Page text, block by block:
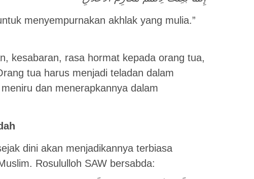
menyempurnakan akhlak yang mulia.”
kesabaran, rasa hormat kepada orang tua,
tua harus menjadi teladan dalam
dan menerapkannya dalam
dini akan menjadikannya terbiasa
Rosululloh SAW bersabda: